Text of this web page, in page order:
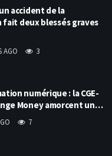
accident de la
fait deux blessés graves
AGO 3
numérique : la CGE-
Money amorcent un…
7